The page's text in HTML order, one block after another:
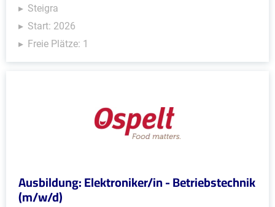
Steigra
Start: 2026
Freie Plätze: 1
Ausbildung: Elektroniker/in - Betriebstechnik
(m/w/d)